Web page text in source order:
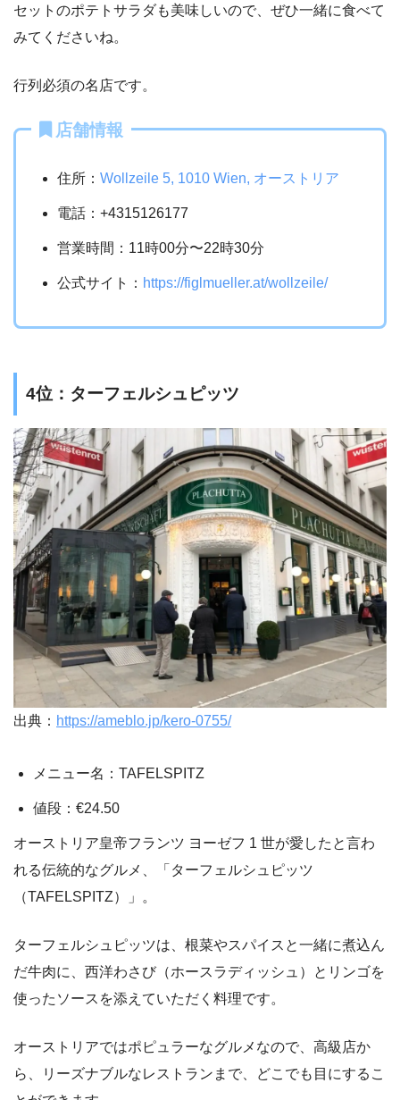
セットのポテトサラダも美味しいので、ぜひ一緒に食べて
みてくださいね。
行列必須の名店です。
店舗情報
住所：Wollzeile 5, 1010 Wien, オーストリア
電話：+4315126177
営業時間：11時00分〜22時30分
公式サイト： https://figlmueller.at/wollzeile/
4位：ターフェルシュピッツ
出典： https://ameblo.jp/kero-0755/
メニュー名：TAFELSPITZ
値段：€24.50
オーストリア皇帝フランツ ヨーゼフ 1 世が愛したと言わ
れる伝統的なグルメ、「ターフェルシュピッツ
（TAFELSPITZ）」。
ターフェルシュピッツは、根菜やスパイスと一緒に煮込ん
だ牛肉に、西洋わさび（ホースラディッシュ）とリンゴを
使ったソースを添えていただく料理です。
オーストリアではポピュラーなグルメなので、高級店か
ら、リーズナブルなレストランまで、どこでも目にするこ